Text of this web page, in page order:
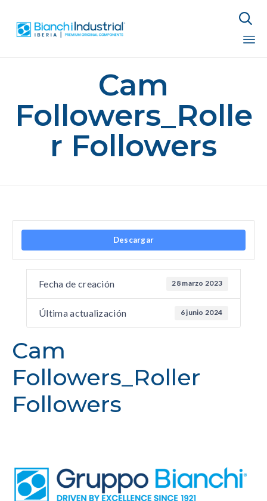

Cam
Followers_Rolle
r Followers
Descargar
Fecha de creación 28 marzo 2023
Última actualización 6 junio 2024
Cam
Followers_Roller
Followers